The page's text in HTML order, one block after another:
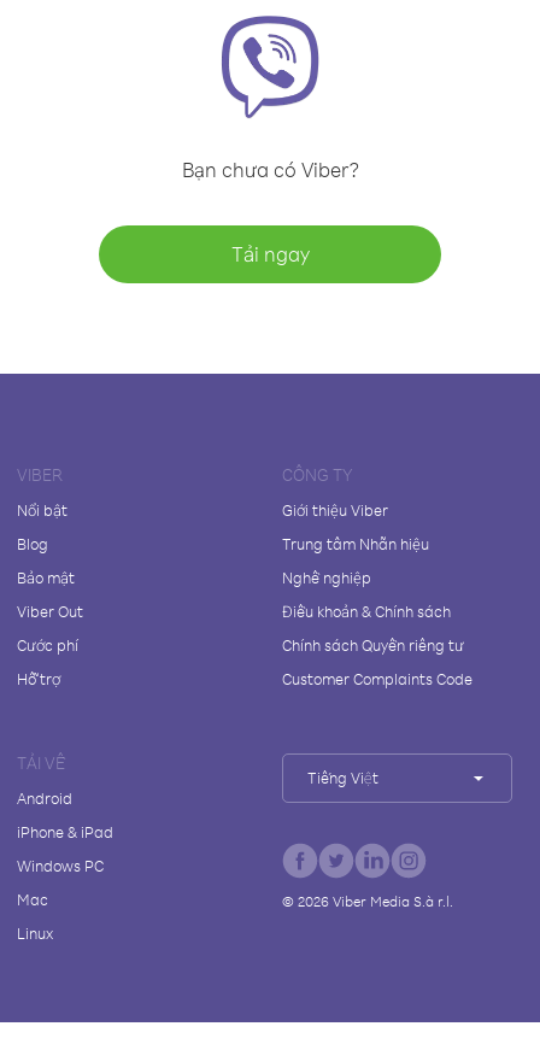
Bạn chưa có Viber?
Tải ngay
VIBER
Nổi bật
Blog
Bảo mật
Viber Out
Cước phí
Hỗ trợ
CÔNG TY
Giới thiệu Viber
Trung tâm Nhãn hiệu
Nghề nghiệp
Điều khoản & Chính sách
Chính sách Quyền riêng tư
Customer Complaints Code
TẢI VỀ
Android
iPhone & iPad
Windows PC
Mac
Linux
Tiếng Việt
© 2026Viber Media S.à r.l.